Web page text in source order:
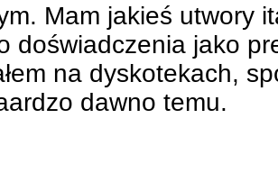
Mam jakieś utwory
doświadczenia jako
na dyskotekach,
dawno temu.